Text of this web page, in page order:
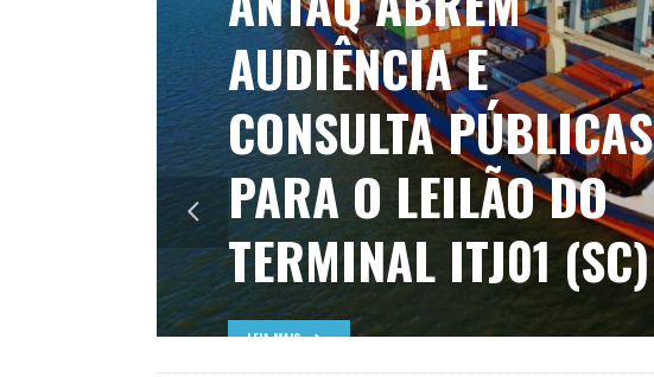
AUDIÊNCIA E
CONSULTA PÚBLICAS
PARA O LEILÃO DO
TERMINAL ITJ01 (SC)
LEIA MAIS